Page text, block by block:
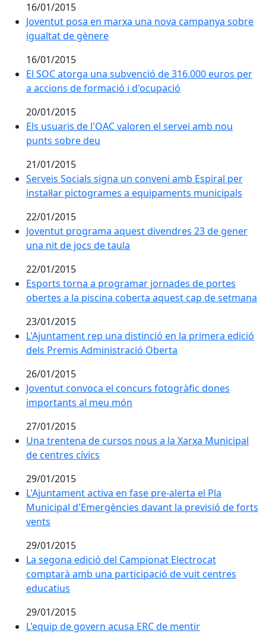
16/01/2015
Joventut posa en marxa una nova campanya sobre
Joventut posa en marxa una nova campanya sobre
igualtat de gènere
16/01/2015
El SOC atorga una subvenció de 316.000 euros per
El SOC atorga una subvenció de 316.000 euros per
a accions de formació i d'ocupació
20/01/2015
Els usuaris de l'OAC valoren el servei amb nou punts
Els usuaris de l'OAC valoren el servei amb nou
punts sobre deu
21/01/2015
Serveis Socials signa un conveni amb Espiral per
Serveis Socials signa un conveni amb Espiral per
instal·lar pictogrames a equipaments municipals
22/01/2015
Joventut programa aquest divendres 23 de gener
Joventut programa aquest divendres 23 de gener
una nit de jocs de taula
22/01/2015
Esports torna a programar jornades de portes
Esports torna a programar jornades de portes
obertes a la piscina coberta aquest cap de setmana
23/01/2015
L'Ajuntament rep una distinció en la primera edició
L'Ajuntament rep una distinció en la primera edició
dels Premis Administració Oberta
26/01/2015
Joventut convoca el concurs fotogràfic dones
Joventut convoca el concurs fotogràfic dones
importants al meu món
27/01/2015
Una trentena de cursos nous a la Xarxa Municipal de
Una trentena de cursos nous a la Xarxa Municipal
de centres cívics
29/01/2015
L'Ajuntament activa en fase pre-alerta el Pla
L'Ajuntament activa en fase pre-alerta el Pla
Municipal d'Emergències davant la previsió de forts
vents
29/01/2015
La segona edició del Campionat Electrocat
La segona edició del Campionat Electrocat
comptarà amb una participació de vuit centres
educatius
29/01/2015
L'equip de govern acusa ERC de mentir
L'equip de govern acusa ERC de mentir